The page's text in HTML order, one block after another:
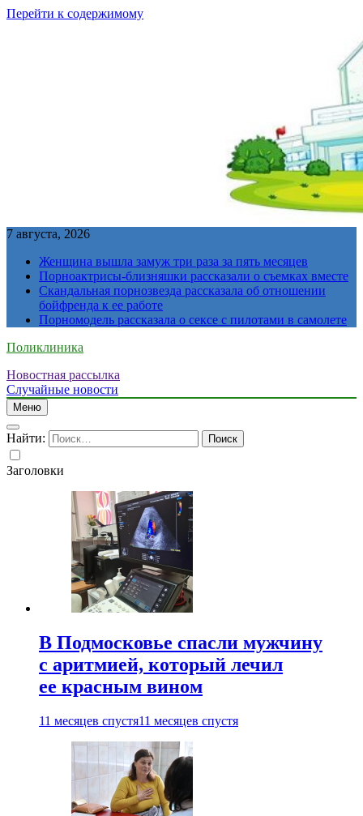
Перейти к содержимому
7 августа, 2026
Женщина вышла замуж три раза за пять месяцев
Порноактрисы-близняшки рассказали о съемках вместе
Скандальная порнозвезда рассказала об отношении
бойфренда к ее работе
Порномодель рассказала о сексе с пилотами в самолете
Поликлиника
Новостная рассылка
Случайные новости
Меню
Найти:
Заголовки
В Подмосковье спасли мужчину
с аритмией, который лечил
ее красным вином
11 месяцев спустя11 месяцев спустя